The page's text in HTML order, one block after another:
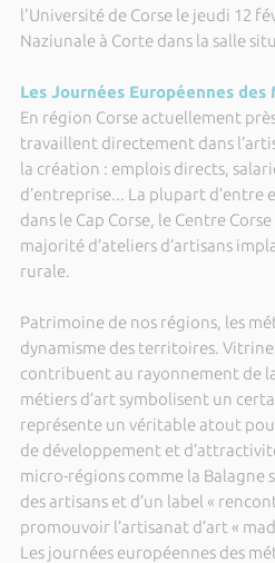
l'Université de Corse le jeudi 12
Naziunale à Corte dans la salle
Les Journées Européennes
En région Corse actuellement
travaillent directement dans
la création : emplois directs,
d’entreprise... La plupart d’entre
dans le Cap Corse, le Centre
majorité d’ateliers d’artisans
rurale.
Patrimoine de nos régions, les
dynamisme des territoires. Vitrine
contribuent au rayonnement de la
métiers d’art symbolisent un
représente un véritable atout
de développement et
micro-régions comme la Balagne
des artisans et d’un label «
promouvoir l’artisanat d’art «
Les journées européennes des